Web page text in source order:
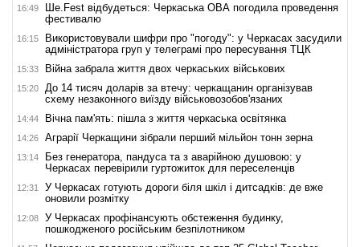
16:49
Ше.Fest відбудеться: Черкаська ОВА погодила проведення
фестивалю
16:15
Використовували шифри про "погоду": у Черкасах засудили
адміністратора груп у телеграмі про пересування ТЦК
15:33 Війна забрала життя двох черкаських військових
15:20
До 14 тисяч доларів за втечу: черкащанин організував
схему незаконного виїзду військовозобов'язаних
14:44 Вічна пам'ять: пішла з життя черкаська освітянка
14:26 Аграрії Черкащини зібрали перший мільйон тонн зерна
13:14
Без генератора, пандуса та з аварійною душовою: у
Черкасах перевірили гуртожиток для переселенців
12:31
У Черкасах готують дороги біля шкіл і дитсадків: де вже
оновили розмітку
12:08
У Черкасах профінансують обстеження будинку,
пошкодженого російським безпілотником